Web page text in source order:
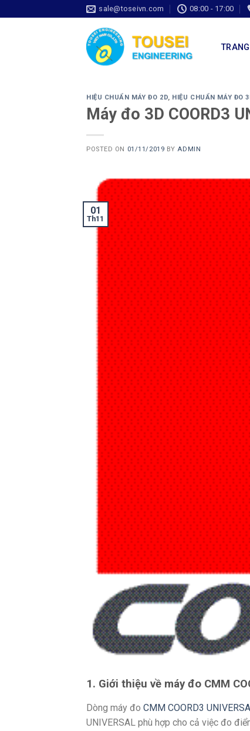
sale@toseivn.com 08:00 - 17:00
HIỆU CHUẨN MÁY ĐO 2D, HIỆU CHUẨN MÁY ĐO
Máy đo 3D COORD3
POSTED ON 01/11/2019 BY ADMIN
01
Th11
1. Giới thiệu về máy đo CMM
Dòng máy đo CMM COORD3
UNIVERSAL phù hợp cho cả việc đo